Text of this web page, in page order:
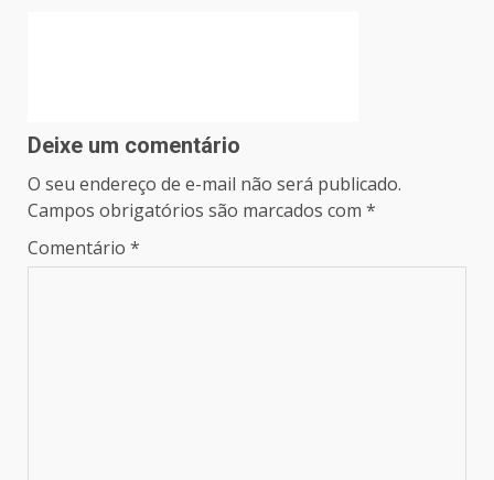
Deixe um comentário
O seu endereço de e-mail não será publicado.
Campos obrigatórios são marcados com *
Comentário *